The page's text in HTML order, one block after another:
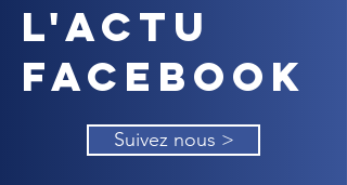
L'actu
Facebook
Suivez nous >